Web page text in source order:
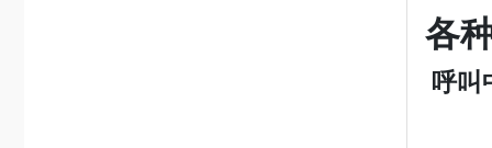
各
呼叫